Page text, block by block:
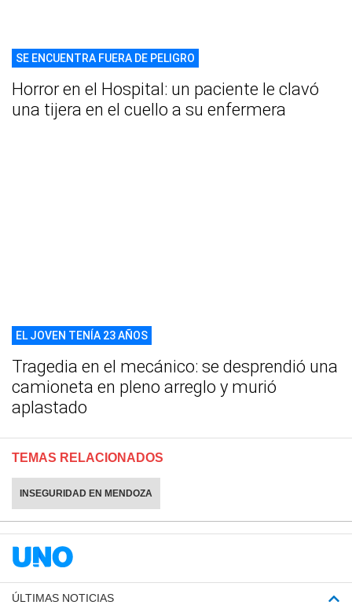
SE ENCUENTRA FUERA DE PELIGRO
Horror en el Hospital: un paciente le clavó
una tijera en el cuello a su enfermera
EL JOVEN TENÍA 23 AÑOS
Tragedia en el mecánico: se desprendió una
camioneta en pleno arreglo y murió
aplastado
TEMAS RELACIONADOS
INSEGURIDAD EN MENDOZA
ÚLTIMAS NOTICIAS